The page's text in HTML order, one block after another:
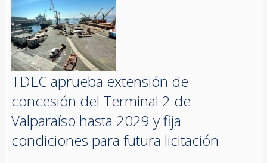
TDLC aprueba extensión de
concesión del Terminal 2 de
Valparaíso hasta 2029 y fija
condiciones para futura licitación